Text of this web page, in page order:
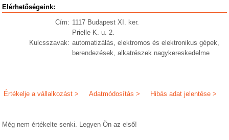
Elérhetőségeink:
Cím: 1117 Budapest XI. ker.
Prielle K. u. 2.
Kulcsszavak: automatizálás, elektromos és elektronikus gépek,
berendezések, alkatrészek nagykereskedelme
Hibás adat jelentése >
Adatmódosítás >
Értékelje a vállalkozást >
Még nem értékelte senki. Legyen Ön az első!